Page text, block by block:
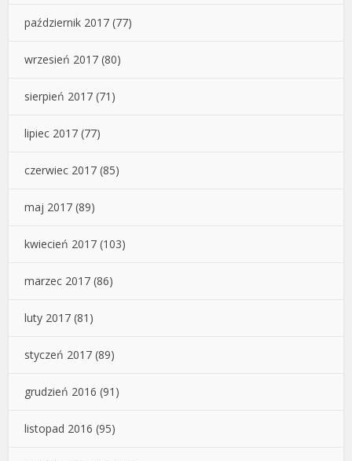
październik 2017 (77)
wrzesień 2017 (80)
sierpień 2017 (71)
lipiec 2017 (77)
czerwiec 2017 (85)
maj 2017 (89)
kwiecień 2017 (103)
marzec 2017 (86)
luty 2017 (81)
styczeń 2017 (89)
grudzień 2016 (91)
listopad 2016 (95)